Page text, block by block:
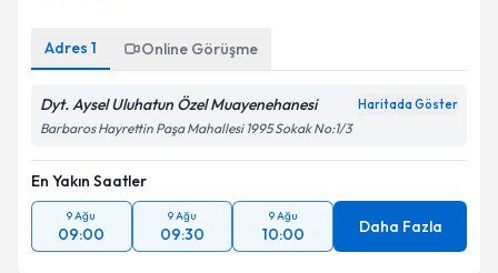
Adres 1 Online Görüşme
Dyt. Aysel Uluhatun Özel Muayenehanesi Haritada Göster
Barbaros Hayrettin Paşa Mahallesi 1995 Sokak No:1/3
En Yakın Saatler
9 Ağu
09:00
9 Ağu
09:30
9 Ağu
10:00 Daha Fazla